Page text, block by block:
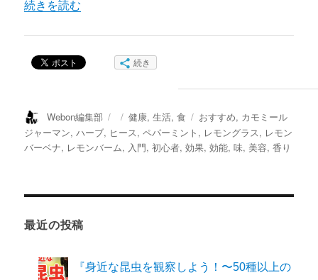
知っておきたい入浴の効果
ハーブ紹介【ローズ】
“初心者おすすめハーブ12種類①【効能効果・香りと注意
続きを読む
続き
投
稿
者
Webon編集部
投
稿
日:
カ
テ
ゴ
健康,生活,食
タ
グ
おすすめ, カモミール
ジャーマン,ハーブ, ヒース,ペパーミント , レモングラス, レモン
バーベナ, レモンバーム, 入門,初心者,効果,効能,味, 美容,香り
最近の投稿
『身近な昆虫を観察しよう！〜50種以上の